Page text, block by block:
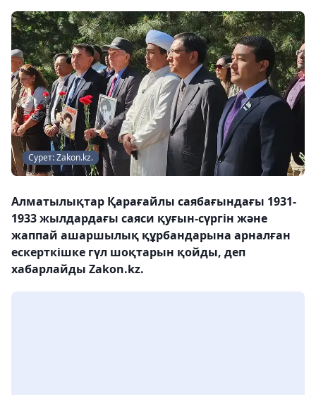
Сурет: Zakon.kz.
Алматылықтар Қарағайлы саябағындағы 1931-
1933 жылдардағы саяси қуғын-сүргін және
жаппай ашаршылық құрбандарына арналған
ескерткішке гүл шоқтарын қойды, деп
хабарлайды Zakon.kz.